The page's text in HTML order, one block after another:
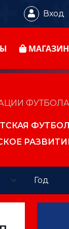
Вход
МАГАЗИН